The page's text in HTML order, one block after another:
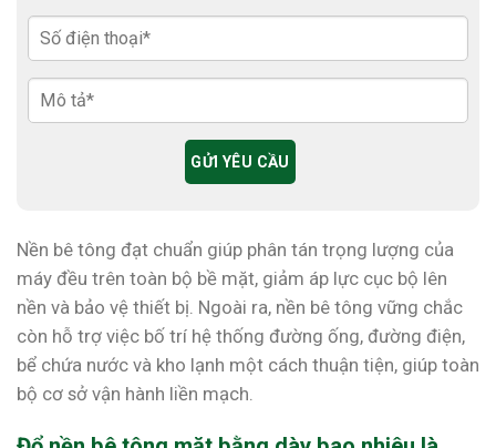
Nền bê tông đạt chuẩn giúp phân tán trọng lượng của
máy đều trên toàn bộ bề mặt, giảm áp lực cục bộ lên
nền và bảo vệ thiết bị. Ngoài ra, nền bê tông vững chắc
còn hỗ trợ việc bố trí hệ thống đường ống, đường điện,
bể chứa nước và kho lạnh một cách thuận tiện, giúp toàn
bộ cơ sở vận hành liền mạch.